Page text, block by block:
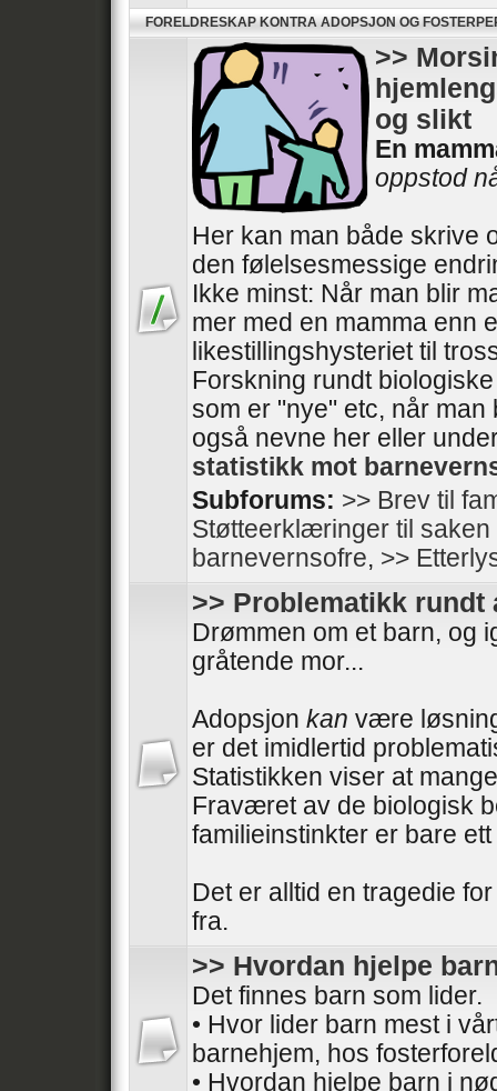
FORELDRESKAP KONTRA ADOPSJON OG
>>
og slikt
En
oppstod
Her kan man både skrive
den følelsesmessige
Ikke minst: Når man blir
mer med en mamma enn
likestillingshysteriet til
Forskning rundt
som er "nye" etc, når man
også nevne her eller
statistikk mot
Subforums: >> Brev til
Støtteerklæringer til saken
barnevernsofre, >>
>> Problematikk rundt
Drømmen om et barn, og
gråtende mor...
Adopsjon kan være
er det imidlertid
Statistikken viser at
Fraværet av de biologisk
familieinstinkter er bare
Det er alltid en tragedie
fra.
>> Hvordan hjelpe
Det finnes barn som lider.
• Hvor lider barn mest i
barnehjem, hos
• Hvordan hjelpe barn i